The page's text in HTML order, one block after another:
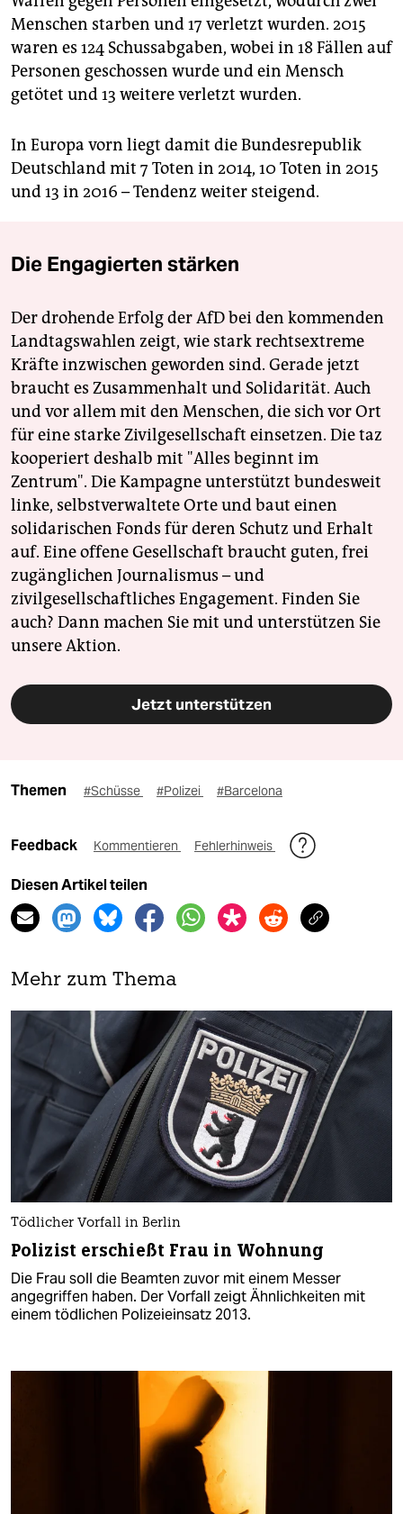
Menschen starben und 17 verletzt wurden. 2015
waren es 124 Schussabgaben, wobei in 18 Fällen auf
Personen geschossen wurde und ein Mensch
getötet und 13 weitere verletzt wurden.
In Europa vorn liegt damit die Bundesrepublik
Deutschland mit 7 Toten in 2014, 10 Toten in 2015
und 13 in 2016 – Tendenz weiter steigend.
Die Engagierten stärken
Der drohende Erfolg der AfD bei den kommenden
Landtagswahlen zeigt, wie stark rechtsextreme
Kräfte inzwischen geworden sind. Gerade jetzt
braucht es Zusammenhalt und Solidarität. Auch
und vor allem mit den Menschen, die sich vor Ort
für eine starke Zivilgesellschaft einsetzen. Die taz
kooperiert deshalb mit "Alles beginnt im
Zentrum". Die Kampagne unterstützt bundesweit
linke, selbstverwaltete Orte und baut einen
solidarischen Fonds für deren Schutz und Erhalt
auf. Eine offene Gesellschaft braucht guten, frei
zugänglichen Journalismus – und
zivilgesellschaftliches Engagement. Finden Sie
auch? Dann machen Sie mit und unterstützen Sie
unsere Aktion.
Jetzt unterstützen
Themen #Schüsse #Polizei #Barcelona
Feedback Kommentieren Fehlerhinweis
Diesen Artikel teilen
Mehr zum Thema
Tödlicher Vorfall in Berlin
Polizist erschießt Frau in Wohnung
Die Frau soll die Beamten zuvor mit einem Messer
angegriffen haben. Der Vorfall zeigt Ähnlichkeiten mit
einem tödlichen Polizeieinsatz 2013.